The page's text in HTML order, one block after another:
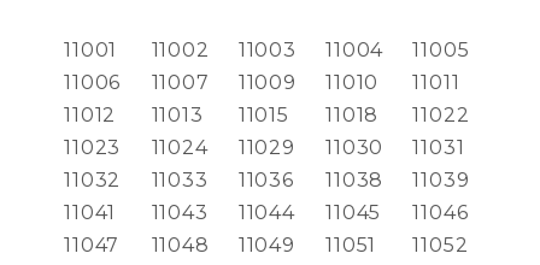
11001 11002 11003 11004
11005
11006
11007 11009 11010
11011
11012
11013 11015 11018
11022
11023
11024 11029 11030
11031
11032
11033 11036 11038
11039
11041
11043 11044 11045
11046
11047
11048 11049 11051
11052